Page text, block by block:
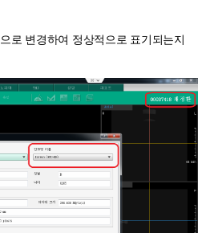
로 변경하여 정상적으로 표기되는지